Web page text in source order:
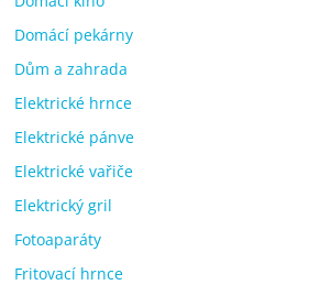
Domácí pekárny
Dům a zahrada
Elektrické hrnce
Elektrické pánve
Elektrické vařiče
Elektrický gril
Fotoaparáty
Fritovací hrnce